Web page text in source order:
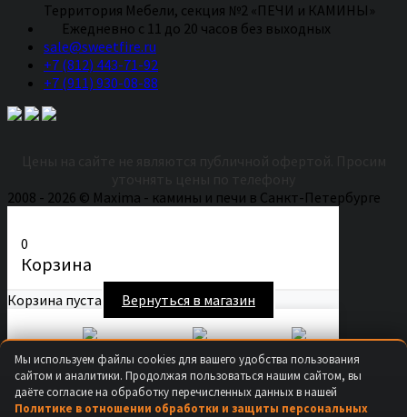
Территория Мебели, секция №2 «ПЕЧИ и КАМИНЫ»
Eжедневно с 11 до 20 часов без выходных
sale@sweetfire.ru
+7 (812) 443-71-92
+7 (911) 930-08-88
2008 - 2026 © Maxima - камины и печи в Санкт-Петербурге
0
Корзина
Корзина пуста Вернуться в магазин
Продолжить покупки
Мы используем файлы cookies для вашего удобства пользования
сайтом и аналитики. Продолжая пользоваться нашим сайтом, вы
даёте согласие на обработку перечисленных данных в нашей
Политике в отношении обработки и защиты персональных